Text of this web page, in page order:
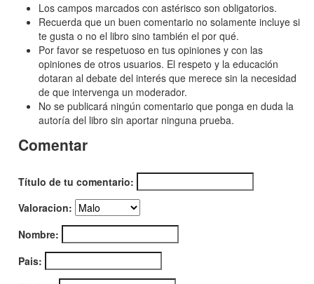
Los campos marcados con astérisco son obligatorios.
Recuerda que un buen comentario no solamente incluye si
te gusta o no el libro sino también el por qué.
Por favor se respetuoso en tus opiniones y con las
opiniones de otros usuarios. El respeto y la educación
dotaran al debate del interés que merece sin la necesidad
de que intervenga un moderador.
No se publicará ningún comentario que ponga en duda la
autoría del libro sin aportar ninguna prueba.
Comentar
Título de tu comentario:
Valoracion:
Nombre:
Pais: